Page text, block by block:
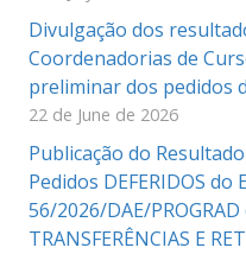
Divulgação dos
Coordenadorias de
preliminar dos pedidos
22 de June de 2026
Publicação do
Pedidos DEFERIDOS do
56/2026/DAE/PROGRAD
TRANSFERÊNCIAS E